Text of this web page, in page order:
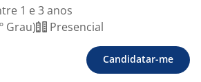
1 e 3 anos
Grau)
Presencial
Candidatar-me